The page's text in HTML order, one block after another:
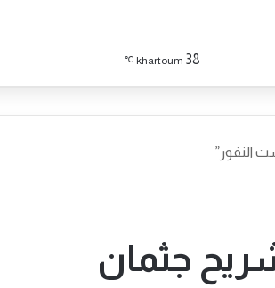
khartoum 38
℃
النفور”
جثمان